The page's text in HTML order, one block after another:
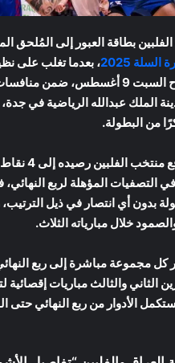
بطاقة العبور إلى المُلحق
2025
، بعدما تغلب على
57/66، صباح السبت 9 أغسطس، ضمن
الملك عبدالله الرياضية في
من البطولة.
بهذا الفوز،
التصفيات المؤهلة لربع النهائي،
بدون أي انتصار في ذيل
خلال مبارياته الثلاث.
كل مجموعة مباشرة إلى ربع
الثاني والثالث مباريات إقصائية
الأدوار من ربع النهائي حتى